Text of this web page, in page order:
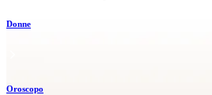
Donne
Oroscopo